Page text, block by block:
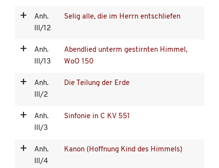
Anh.
III/12
Selig alle, die im Herrn entschliefen
Anh.
III/13
Abendlied unterm gestirnten Himmel,
WoO 150
Anh.
III/2
Die Teilung der Erde
Anh.
III/3
Sinfonie in C KV 551
Anh.
III/4
Kanon (Hoffnung Kind des Himmels)